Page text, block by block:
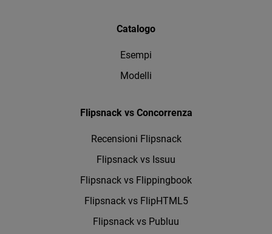
Catalogo
Esempi
Modelli
Flipsnack vs Concorrenza
Recensioni Flipsnack
Flipsnack vs Issuu
Flipsnack vs Flippingbook
Flipsnack vs FlipHTML5
Flipsnack vs Publuu